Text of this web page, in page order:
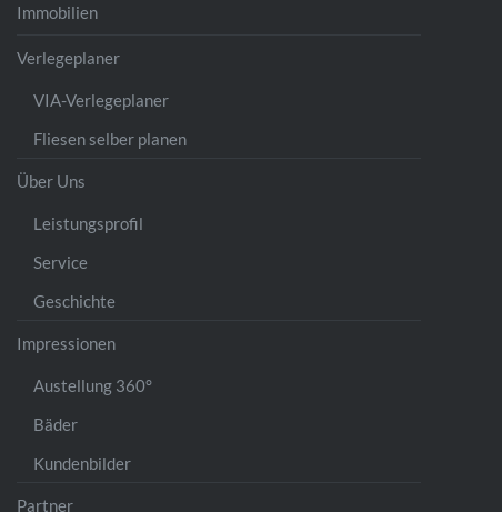
Immobilien
Verlegeplaner
VIA-Verlegeplaner
Fliesen selber planen
Über Uns
Leistungsprofil
Service
Geschichte
Impressionen
Austellung 360°
Bäder
Kundenbilder
Partner